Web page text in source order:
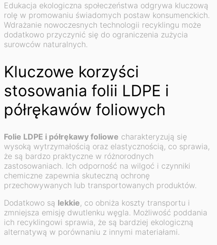
Edukacja ekologiczna społeczeństwa odgrywa kluczową
rolę w promowaniu świadomych postaw konsumenckich.
Wdrażanie nowoczesnych technologii recyklingu może
dodatkowo przyczynić się do ograniczenia zużycia
surowców naturalnych.
Kluczowe korzyści
stosowania folii LDPE i
półrękawów foliowych
Folie LDPE i półrękawy foliowe charakteryzują się
wysoką wytrzymałością oraz elastycznością, co sprawia,
że są bardzo praktyczne w różnorodnych
zastosowaniach. Ich odporność na wilgoć i czynniki
chemiczne zapewnia skuteczną ochronę
przechowywanych lub transportowanych produktów.
Dodatkowo są lekkie, co obniża koszty transportu i
zmniejsza emisję dwutlenku węgla. Możliwość poddania
ich recyklingowi sprawia, że są bardziej ekologiczną
alternatywą w porównaniu z innymi materiałami.